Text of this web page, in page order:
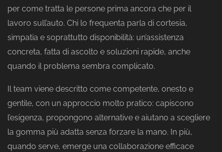
per come tratta le persone prima ancora che per il
lavoro sull’auto. Chi lo frequenta parla di cortesia,
simpatia e soprattutto disponibilità: un’assistenza
concreta, fatta di ascolto e soluzioni rapide, anche
quando il problema sembra complicato.
Il team viene descritto come competente, onesto e
gentile, con un approccio molto pratico: capiscono
l’esigenza, propongono alternative e aiutano a scegliere
la gomma più adatta senza forzare la mano. In più,
quando serve, emerge una collaborazione efficace